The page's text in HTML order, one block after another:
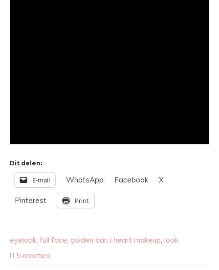
Dit delen:
E-mail WhatsApp Facebook X
Pinterest Print
eyelook, full face, golden bar, i heart makeup, look
5 reacties